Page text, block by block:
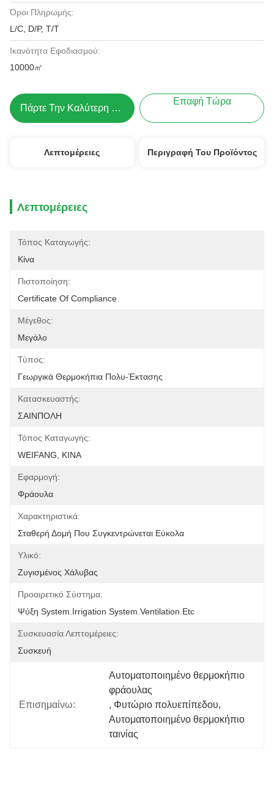
Όροι Πληρωμής:
L/C, D/P, T/T
Ικανότητα Εφοδιασμού:
10000㎡
Πάρτε Την Καλύτερη Τιμή
Επαφή Τώρα
Λεπτομέρειες Περιγραφή Του Προϊόντος
Λεπτομέρειες
Τόπος Καταγωγής:
Κίνα
Πιστοποίηση:
Certificate Of Compliance
Μέγεθος:
Μεγάλο
Τύπος:
Γεωργικά Θερμοκήπια Πολυ-Έκτασης
Κατασκευαστής:
ΣΑΙΝΠΟΛΗ
Τόπος Καταγωγής:
WEIFANG, ΚΙΝΑ
Εφαρμογή:
Φράουλα
Χαρακτηριστικά:
Σταθερή Δομή Που Συγκεντρώνεται Εύκολα
Υλικό:
Ζυγισμένος Χάλυβας
Προαιρετικό Σύστημα:
Ψύξη System.irrigation System.ventilation.etc
Συσκευασία Λεπτομέρειες:
Συσκευή
Επισημαίνω:
Αυτοματοποιημένο θερμοκήπιο
φράουλας
, Φυτώριο πολυεπίπεδου,
Αυτοματοποιημένο θερμοκήπιο
ταινίας